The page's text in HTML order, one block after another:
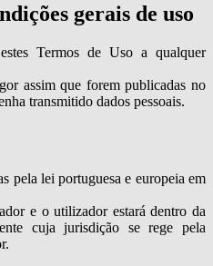
gerais de uso
Termos de Uso a qualquer
assim que forem publicadas no
transmitido dados pessoais.
pela lei portuguesa e europeia em
e o utilizador estará dentro da
cuja jurisdição se rege pela